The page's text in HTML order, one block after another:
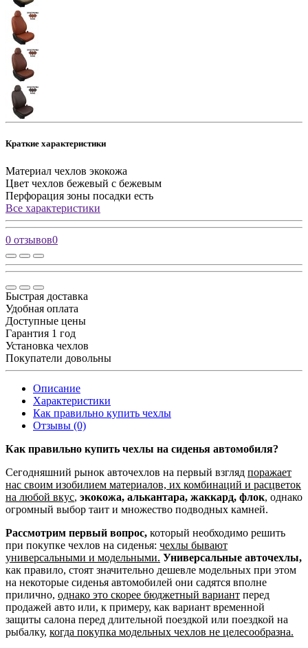
Краткие характеристики
Материал чехлов экокожа
Цвет чехлов бежевый с бежевым
Перфорация зоны посадки есть
Все характеристики
0 отзывов0
Быстрая доставка
Удобная оплата
Доступные цены
Гарантия 1 год
Установка чехлов
Покупатели довольны
Описание
Характеристики
Как правильно купить чехлы
Отзывы (0)
Как правильно купить чехлы на сиденья автомобиля?
Сегодняшний рынок авточехлов на первый взгляд поражает
нас своим изобилием материалов, их комбинаций и расцветок
на любой вкус, экокожа, алькантара, жаккард, флок, однако
огромный выбор таит и множество подводных камней.
Рассмотрим первый вопрос, который необходимо решить
при покупке чехлов на сиденья: чехлы бывают
универсальными и модельными. Универсальные авточехлы,
как правило, стоят значительно дешевле модельных при этом
на некоторые сиденья автомобилей они садятся вполне
прилично, однако это скорее бюджетный вариант перед
продажей авто или, к примеру, как вариант временной
защиты салона перед длительной поездкой или поездкой на
рыбалку, когда покупка модельных чехлов не целесообразна.